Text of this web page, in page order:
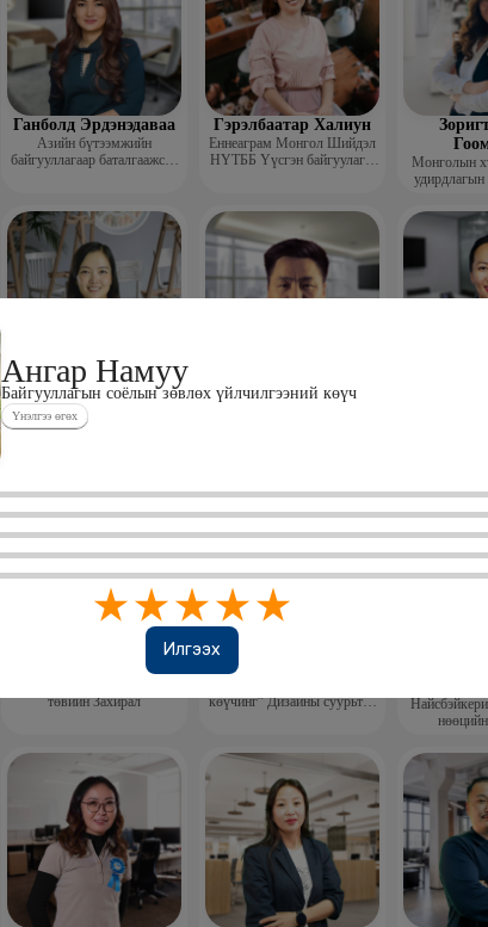
Ангар Намуу
Байгууллагын соёлын зөвлөх үйлчилгээний көүч
Үнэлгээ өгөх
Илгээх
Ганболд Эрдэнэдаваа
Азийн бүтээмжийн
байгууллагаар баталгаажсан
specialist (CPS)
Гэрэлбаатар Халиун
Еннеаграм Монгол Шийдэл
НҮТББ Үүсгэн байгуулагч,
Монголын
Дашдэлгэр
Эрдэнэсувд
Хасуй Креатив ХХК
Загдаа Мөнхбаатар
Дэмас
Пүрэвээ Тунараа
төвийн Захирал
Даваа Гантуул
көүчинг” Дизайны суурьтай
хөтөлбөрийг боловсруулсан
багш